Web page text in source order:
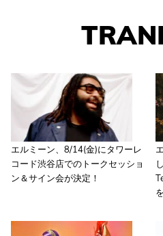
エルミーン、8/14(金)にタワーレ
コード渋谷店でのトークセッショ
ン＆サイン会が決定！